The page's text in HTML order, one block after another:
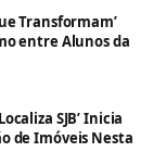
Transformam’
entre Alunos da
SJB’ Inicia
de Imóveis Nesta